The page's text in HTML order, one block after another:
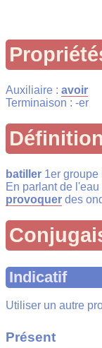
Auxiliaire : avoir
Terminaison : -er
batiller 1er groupe
En parlant de
provoquer des
Indicatif
Utiliser un autre
Présent